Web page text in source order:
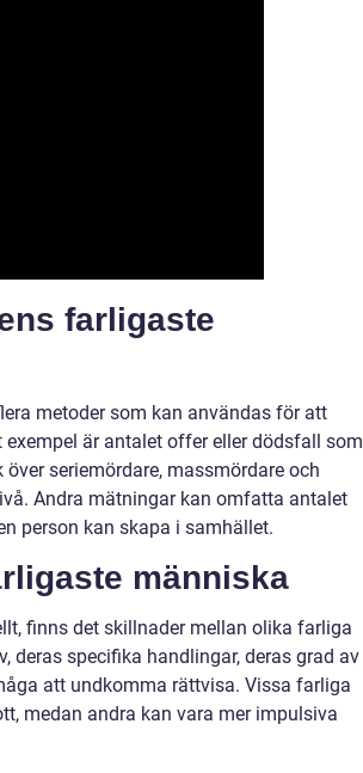
farligaste
metoder som kan användas för att
är antalet offer eller dödsfall som
seriemördare, massmördare och
Andra mätningar kan omfatta antalet
person kan skapa i samhället.
människa
finns det skillnader mellan olika farliga
deras specifika handlingar, deras grad av
att undkomma rättvisa. Vissa farliga
medan andra kan vara mer impulsiva